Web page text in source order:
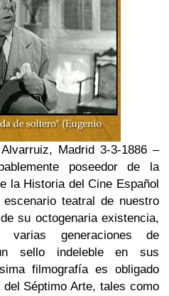
Madrid 3-3-1886 –
poseedor de la
la Historia del Cine Español
teatral de nuestro
su octogenaria existencia,
generaciones de
sello indeleble en sus
filmografía es obligado
Séptimo Arte, tales como